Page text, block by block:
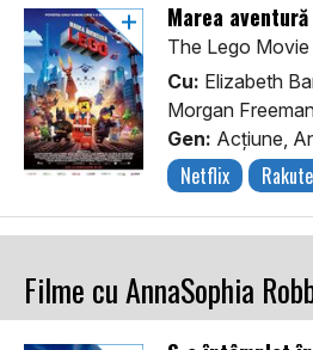
Marea
The Lego Movie
Cu: Elizabeth
Morgan
Gen: Acţiune,
Netflix
Filme cu AnnaSophia